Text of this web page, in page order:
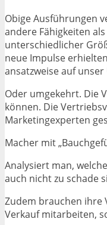
Obige Ausführungen
andere Fähigkeiten
unterschiedlicher
neue Impulse
ansatzweise auf
Oder umgekehrt. Die
können. Die
Marketingexperten
Macher mit
Analysiert man,
auch nicht zu schade
Zudem brauchen ihre
Verkauf mitarbeiten,